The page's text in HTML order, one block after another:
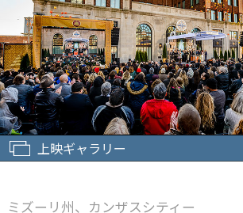
上映ギャラリー
ミズーリ州、カンザスシティー